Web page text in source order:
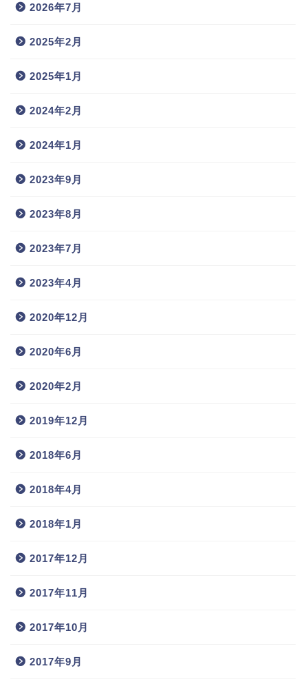
2026年7月
2025年2月
2025年1月
2024年2月
2024年1月
2023年9月
2023年8月
2023年7月
2023年4月
2020年12月
2020年6月
2020年2月
2019年12月
2018年6月
2018年4月
2018年1月
2017年12月
2017年11月
2017年10月
2017年9月